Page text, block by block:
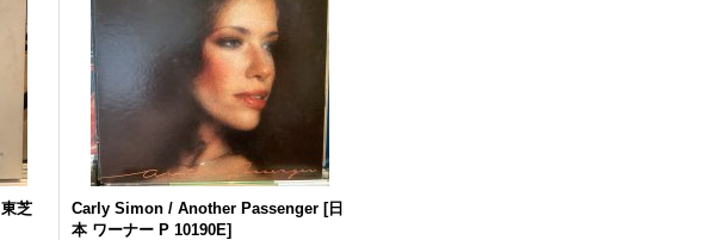
芝
Carly Simon / Another Passenger [日
本 ワーナー P 10190E]